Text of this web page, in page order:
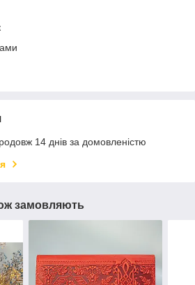
14 днів за домовленістю
замовляють